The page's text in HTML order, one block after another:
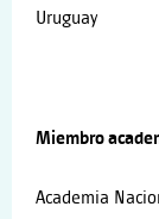
Uruguay
Miembro
Academia